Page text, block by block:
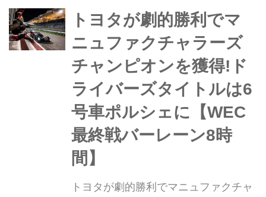
ック(舗装路)ステージを舞台に行われ
る。タイトル争いはまだ決着がついて
おらず、とくにマニュファクチャラー
ズ...
トヨタが劇的勝利でマ
ニュファクチャラーズ
チャンピオンを獲得!ド
ライバーズタイトルは6
号車ポルシェに【WEC
最終戦バーレーン8時
間】
トヨタが劇的勝利でマニュファクチャ